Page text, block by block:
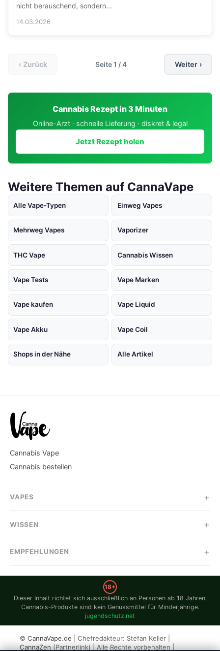
nicht berauschend, sondern...
14.03.2026
‹ Zurück Seite 1 / 4 Weiter ›
Cannabis Rezept in 3 Minuten
Online-Arzt · schnelle Lieferung · diskret & legal
Jetzt Rezept holen
Weitere Themen auf CannaVape
Alle Vape-Typen Einweg Vapes
Mehrweg Vapes Vaporizer
THC Vape Cannabis Wissen
Vape Tests Vape Marken
Vape kaufen Vape Liquid
Vape Akku Vape Coil
Shops in der Nähe Alle Artikel
Cannabis Vape
Cannabis bestellen
VAPES
WISSEN
EMPFEHLUNGEN
18+
Dieser Inhalt richtet sich ausschließlich an Personen ab 18 Jahren.
Cannabis-Produkte sind kein Genussmittel für Minderjährige.
jugendschutz.net
© CannaVape.de | Chefredakteur: Stefan Keller |
CannaZen(Partnerlink) | Alle Rechte vorbehalten |